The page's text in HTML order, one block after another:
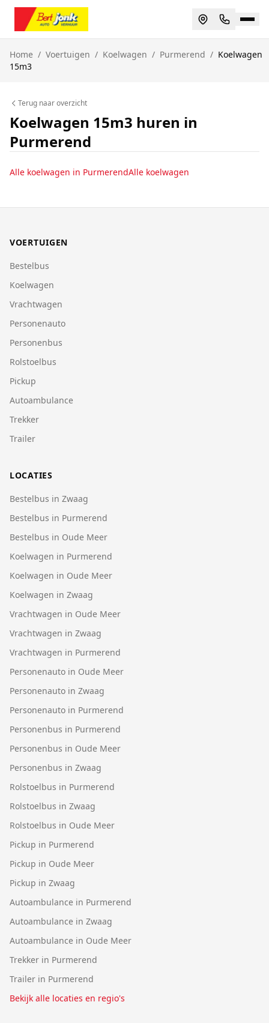
Home / Voertuigen / Koelwagen / Purmerend / Koelwagen
15m3
Terug naar overzicht
Koelwagen 15m3 huren in
Purmerend
Alle koelwagen in PurmerendAlle koelwagen
VOERTUIGEN
Bestelbus
Koelwagen
Vrachtwagen
Personenauto
Personenbus
Rolstoelbus
Pickup
Autoambulance
Trekker
Trailer
LOCATIES
Bestelbus in Zwaag
Bestelbus in Purmerend
Bestelbus in Oude Meer
Koelwagen in Purmerend
Koelwagen in Oude Meer
Koelwagen in Zwaag
Vrachtwagen in Oude Meer
Vrachtwagen in Zwaag
Vrachtwagen in Purmerend
Personenauto in Oude Meer
Personenauto in Zwaag
Personenauto in Purmerend
Personenbus in Purmerend
Personenbus in Oude Meer
Personenbus in Zwaag
Rolstoelbus in Purmerend
Rolstoelbus in Zwaag
Rolstoelbus in Oude Meer
Pickup in Purmerend
Pickup in Oude Meer
Pickup in Zwaag
Autoambulance in Purmerend
Autoambulance in Zwaag
Autoambulance in Oude Meer
Trekker in Purmerend
Trailer in Purmerend
Bekijk alle locaties en regio's